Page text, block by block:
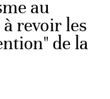
au
revoir les
de la